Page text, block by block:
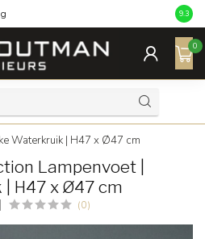
9.3
0
Waterkruik | H47 x Ø47 cm
Lampenvoet |
H47 x Ø47 cm
(0)